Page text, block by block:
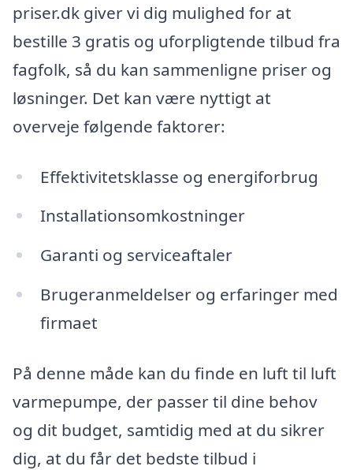
priser.dk giver vi dig mulighed for at
bestille 3 gratis og uforpligtende tilbud fra
fagfolk, så du kan sammenligne priser og
løsninger. Det kan være nyttigt at
overveje følgende faktorer:
Effektivitetsklasse og energiforbrug
Installationsomkostninger
Garanti og serviceaftaler
Brugeranmeldelser og erfaringer med
firmaet
På denne måde kan du finde en luft til luft
varmepumpe, der passer til dine behov
og dit budget, samtidig med at du sikrer
dig, at du får det bedste tilbud i